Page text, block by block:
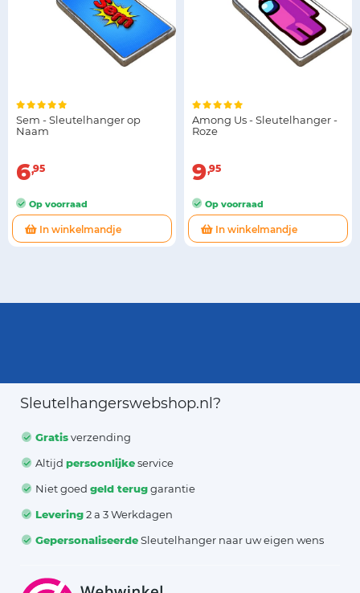
Sem - Sleutelhanger op
Naam
6 95
Op voorraad
In winkelmandje
Among Us - Sleutelhanger -
Roze
9 95
Op voorraad
In winkelmandje
Sleutelhangerswebshop.nl?
Gratisverzending
Altijdpersoonlijkeservice
Niet goedgeld teruggarantie
Levering2 a 3 Werkdagen
GepersonaliseerdeSleutelhanger naar uw eigen wens